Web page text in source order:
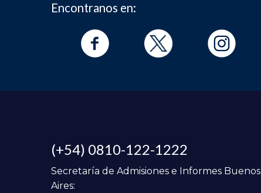
Encontranos en:
(+54) 0810-122-1222
Secretaría de Admisiones e Informes Buenos
Aires: